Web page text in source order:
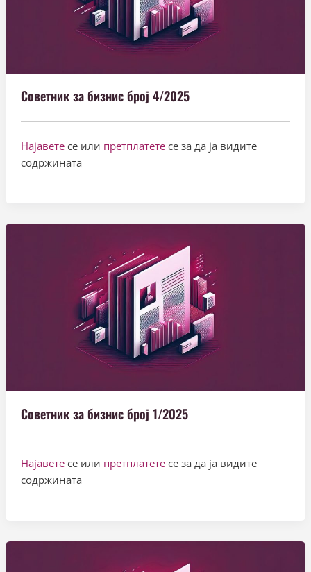
Советник за бизнис број 4/2025
Најавете се или претплатетесе за да ја видите
содржината
Советник за бизнис број 1/2025
Најавете се или претплатетесе за да ја видите
содржината